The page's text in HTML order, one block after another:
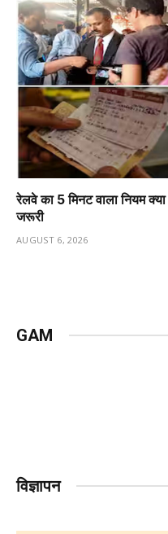
रेलवे का 5 मिनट वाला नियम
जरूरी
AUGUST 6, 2026
GAM
विज्ञापन